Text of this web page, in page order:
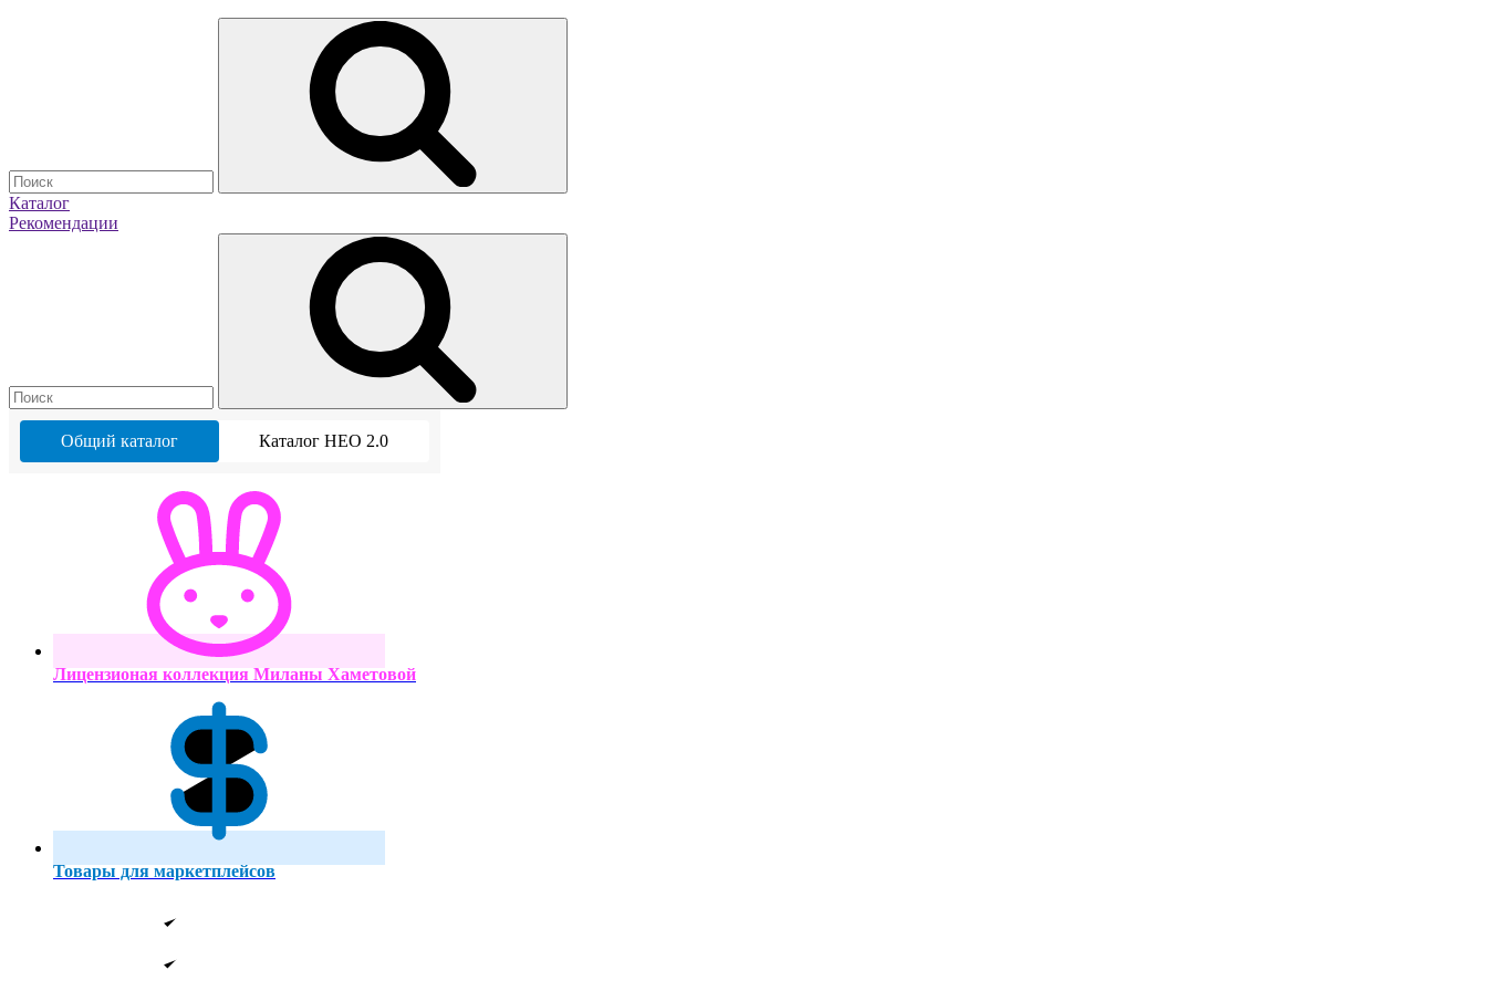
Каталог
Рекомендации
Общий каталог Каталог НЕО 2.0
Лицензионая коллекция Миланы Хаметовой
Товары для маркетплейсов